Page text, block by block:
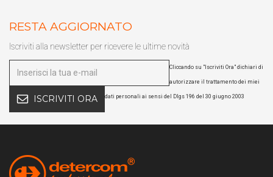
RESTA AGGIORNATO
Iscriviti alla newsletter per ricevere le ultime novità
ISCRIVITI ORA
Cliccando su "Iscriviti Ora" dichiari di
autorizzare il trattamento dei miei
dati personali ai sensi del Dlgs 196 del 30 giugno 2003